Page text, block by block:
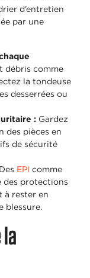
d’entretien
par une
débris comme
la tondeuse
desserrées ou
: Gardez
des pièces en
de sécurité
Des EPI comme
des protections
à rester en
blessure.